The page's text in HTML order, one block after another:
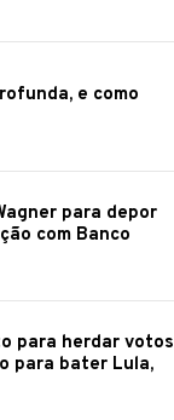
e como
para depor
com Banco
para herdar votos
para bater Lula,